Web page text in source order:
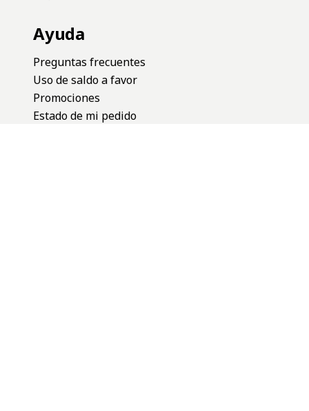
Ayuda
Preguntas frecuentes
Uso de saldo a favor
Promociones
Estado de mi pedido